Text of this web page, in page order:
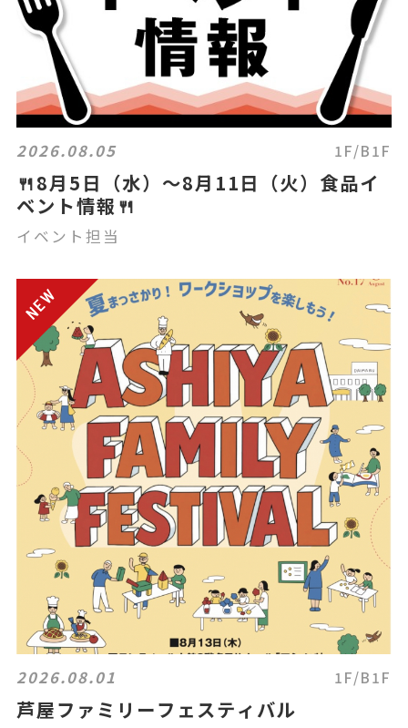
2026.08.05 1F/B1F
🍴8月5日（水）～8月11日（火）食品イ
ベント情報🍴
イベント担当
2026.08.01 1F/B1F
芦屋ファミリーフェスティバル